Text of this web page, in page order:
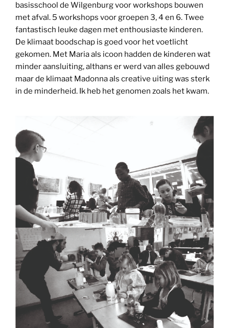
basisschool de Wilgenburg voor workshops bouwen
met afval. 5 workshops voor groepen 3, 4 en 6. Twee
fantastisch leuke dagen met enthousiaste kinderen.
De klimaat boodschap is goed voor het voetlicht
gekomen. Met Maria als icoon hadden de kinderen wat
minder aansluiting, althans er werd van alles gebouwd
maar de klimaat Madonna als creative uiting was sterk
in de minderheid. Ik heb het genomen zoals het kwam.